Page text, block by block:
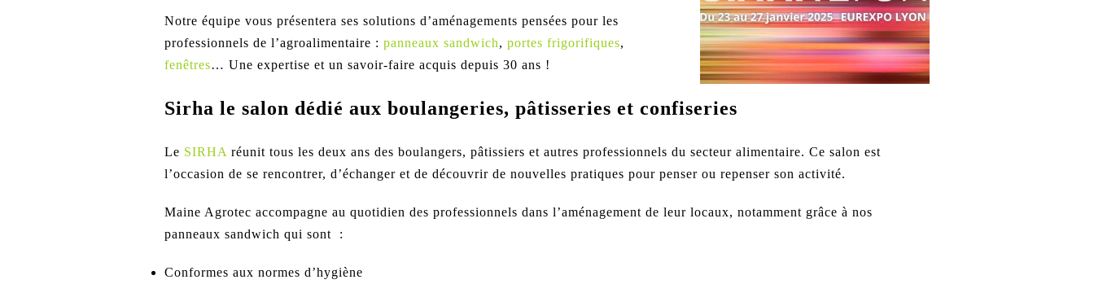
Notre équipe vous présentera ses solutions d’aménagements pensées pour les
professionnels de l’agroalimentaire : panneaux sandwich, portes frigorifiques,
fenêtres… Une expertise et un savoir-faire acquis depuis 30 ans !
Sirha le salon dédié aux boulangeries, pâtisseries et confiseries
Le SIRHA réunit tous les deux ans des boulangers, pâtissiers et autres professionnels du secteur alimentaire. Ce salon est
l’occasion de se rencontrer, d’échanger et de découvrir de nouvelles pratiques pour penser ou repenser son activité.
Maine Agrotec accompagne au quotidien des professionnels dans l’aménagement de leur locaux, notamment grâce à nos
panneaux sandwich qui sont :
Conformes aux normes d’hygiène